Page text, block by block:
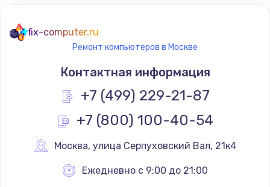
fix-computer.ru
Ремонт компьютеров в Москве
Контактная информация
+7 (499) 229-21-87
+7 (800) 100-40-54
Москва, улица Серпуховский Вал, 21к4
Ежедневно с 9:00 до 21:00